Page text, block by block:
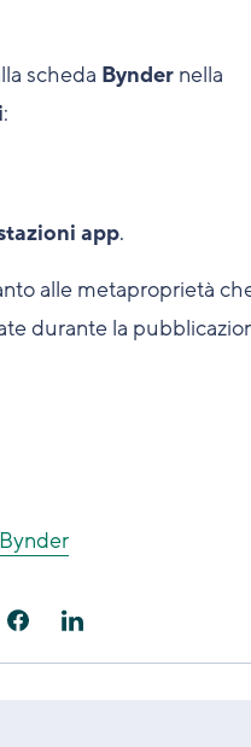
scheda Bynder nella
:
app.
alle metaproprietà
durante la